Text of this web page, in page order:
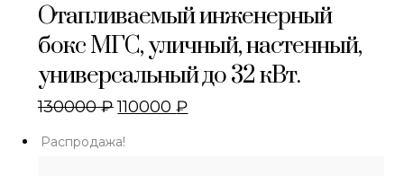
Отапливаемый инженерный
бокс МГС, уличный, настенный,
универсальный до 32 кВт.
130000₽ 110000₽
Распродажа!